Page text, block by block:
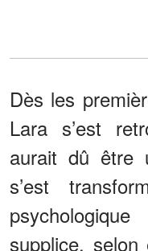
Dès les
Lara s’est
aurait dû être
s’est
supplice,